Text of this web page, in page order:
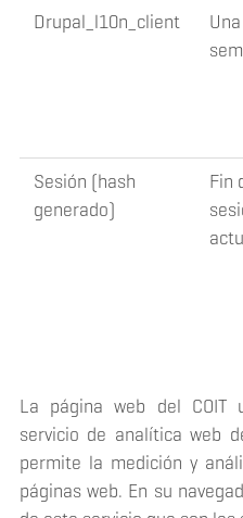
Drupal_l10n_client
Una
Sesión (hash
generado)
Fin
La página web del COIT
servicio de analítica web
permite la medición y
páginas web. En su